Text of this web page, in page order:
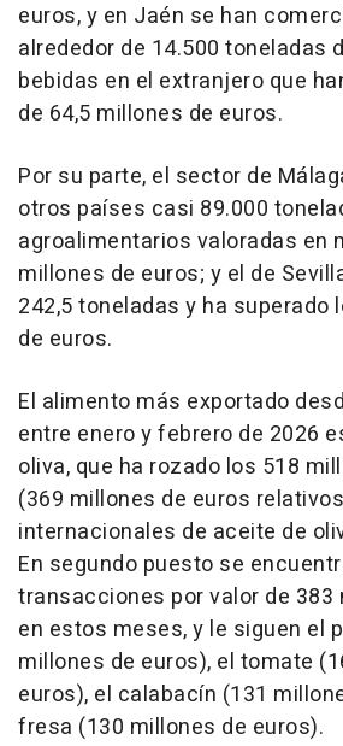
euros, y en Jaén se han
alrededor de 14.500 toneladas
bebidas en el extranjero que
de 64,5 millones de euros.
Por su parte, el sector de
otros países casi 89.000
agroalimentarios valoradas en
millones de euros; y el de
242,5 toneladas y ha superado
de euros.
El alimento más exportado
entre enero y febrero de 2026
oliva, que ha rozado los 518
(369 millones de euros
internacionales de aceite de
En segundo puesto se
transacciones por valor de 383
en estos meses, y le siguen el
millones de euros), el tomate
euros), el calabacín (131
fresa (130 millones de euros).